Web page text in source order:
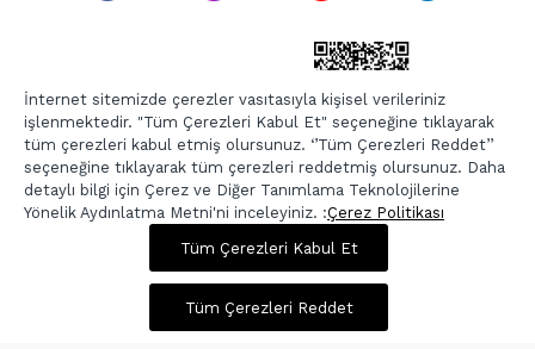
1.100,00 TL 4.399,00 TL
Sepette %20 İndirim
ETBIS GÜVEN DAMGASI
Copyright © 2026, Berr-In.com, Tüm Hakları Saklıdır.
Tüm Çerezleri Kabul Et
İnternet sitemizde çerezler vasıtasıyla kişisel verileriniz
işlenmektedir. "Tüm Çerezleri Kabul Et" seçeneğine tıklayarak
tüm çerezleri kabul etmiş olursunuz. ‘’Tüm Çerezleri Reddet’’
seçeneğine tıklayarak tüm çerezleri reddetmiş olursunuz. Daha
detaylı bilgi için Çerez ve Diğer Tanımlama Teknolojilerine
Yönelik Aydınlatma Metni'ni inceleyiniz. :Çerez Politikası
Tüm Çerezleri Reddet